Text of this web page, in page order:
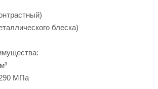
блеска)
МПа